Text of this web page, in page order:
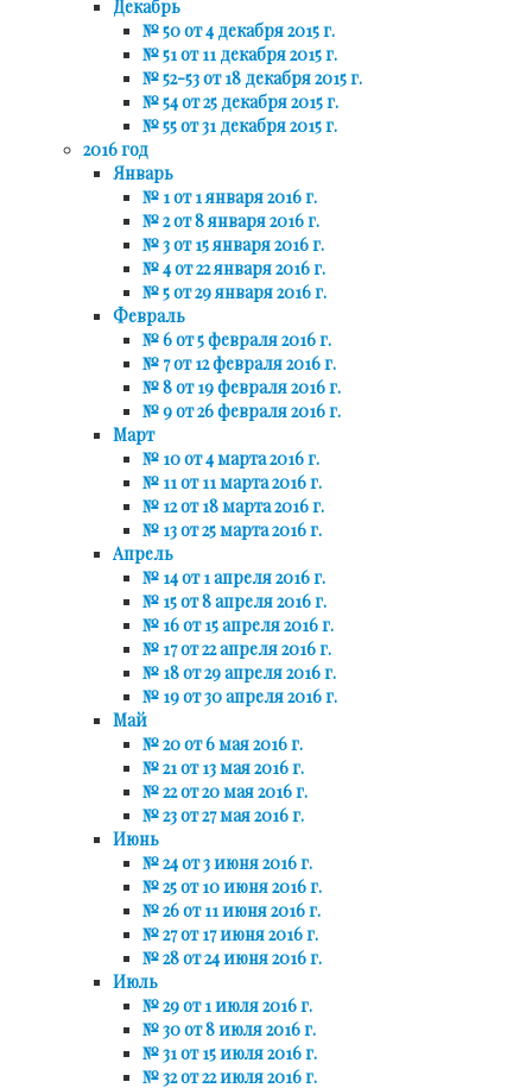
Декабрь
№ 50 от 4 декабря 2015 г.
№ 51 от 11 декабря 2015 г.
№ 52-53 от 18 декабря 2015 г.
№ 54 от 25 декабря 2015 г.
№ 55 от 31 декабря 2015 г.
2016 год
Январь
№ 1 от 1 января 2016 г.
№ 2 от 8 января 2016 г.
№ 3 от 15 января 2016 г.
№ 4 от 22 января 2016 г.
№ 5 от 29 января 2016 г.
Февраль
№ 6 от 5 февраля 2016 г.
№ 7 от 12 февраля 2016 г.
№ 8 от 19 февраля 2016 г.
№ 9 от 26 февраля 2016 г.
Март
№ 10 от 4 марта 2016 г.
№ 11 от 11 марта 2016 г.
№ 12 от 18 марта 2016 г.
№ 13 от 25 марта 2016 г.
Апрель
№ 14 от 1 апреля 2016 г.
№ 15 от 8 апреля 2016 г.
№ 16 от 15 апреля 2016 г.
№ 17 от 22 апреля 2016 г.
№ 18 от 29 апреля 2016 г.
№ 19 от 30 апреля 2016 г.
Май
№ 20 от 6 мая 2016 г.
№ 21 от 13 мая 2016 г.
№ 22 от 20 мая 2016 г.
№ 23 от 27 мая 2016 г.
Июнь
№ 24 от 3 июня 2016 г.
№ 25 от 10 июня 2016 г.
№ 26 от 11 июня 2016 г.
№ 27 от 17 июня 2016 г.
№ 28 от 24 июня 2016 г.
Июль
№ 29 от 1 июля 2016 г.
№ 30 от 8 июля 2016 г.
№ 31 от 15 июля 2016 г.
№ 32 от 22 июля 2016 г.